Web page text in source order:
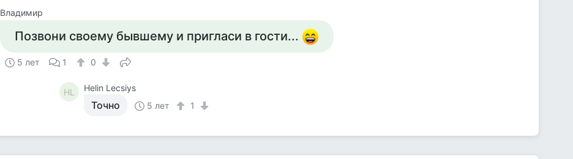
Владимир
Позвони своему бывшему и пригласи в гости...
5 лет 1 0
HL Helin Lecsiys
Точно 5 лет 1